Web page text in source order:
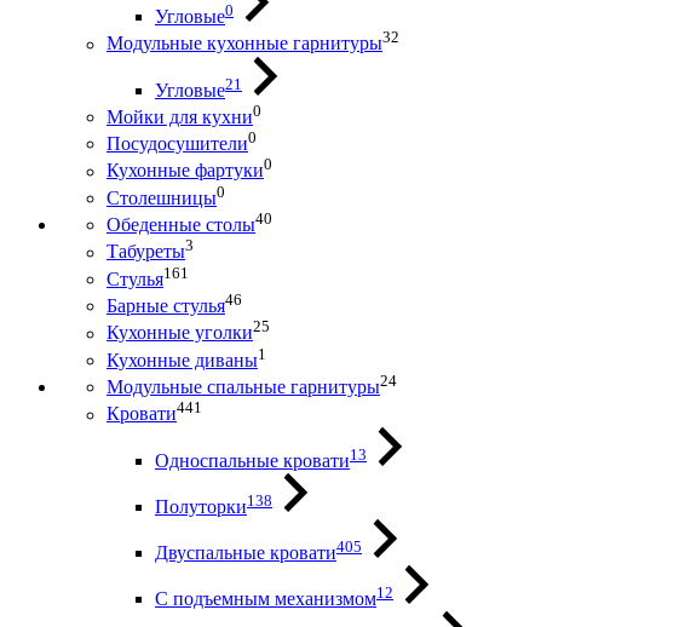
Угловые0
Модульные кухонные гарнитуры32
Угловые21
Мойки для кухни0
Посудосушители0
Кухонные фартуки0
Столешницы0
Обеденные столы40
Табуреты3
Стулья161
Барные стулья46
Кухонные уголки25
Кухонные диваны1
Модульные спальные гарнитуры24
Кровати441
Односпальные кровати13
Полуторки138
Двуспальные кровати405
С подъемным механизмом12